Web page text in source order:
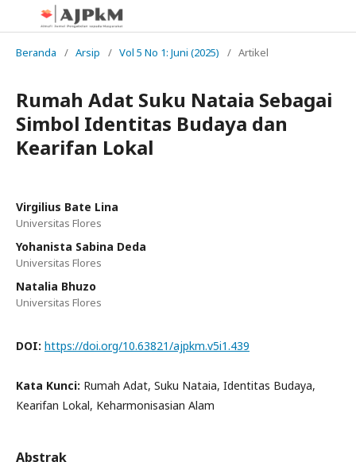
Beranda / Arsip / Vol 5 No 1: Juni (2025) / Artikel
Rumah Adat Suku Nataia Sebagai
Simbol Identitas Budaya dan
Kearifan Lokal
Virgilius Bate Lina
Universitas Flores
Yohanista Sabina Deda
Universitas Flores
Natalia Bhuzo
Universitas Flores
DOI: https://doi.org/10.63821/ajpkm.v5i1.439
Kata Kunci: Rumah Adat, Suku Nataia, Identitas Budaya,
Kearifan Lokal, Keharmonisasian Alam
Abstrak